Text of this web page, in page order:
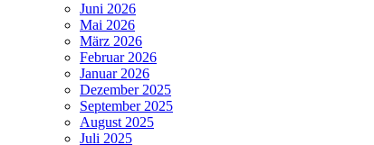
Juni 2026
Mai 2026
März 2026
Februar 2026
Januar 2026
Dezember 2025
September 2025
August 2025
Juli 2025